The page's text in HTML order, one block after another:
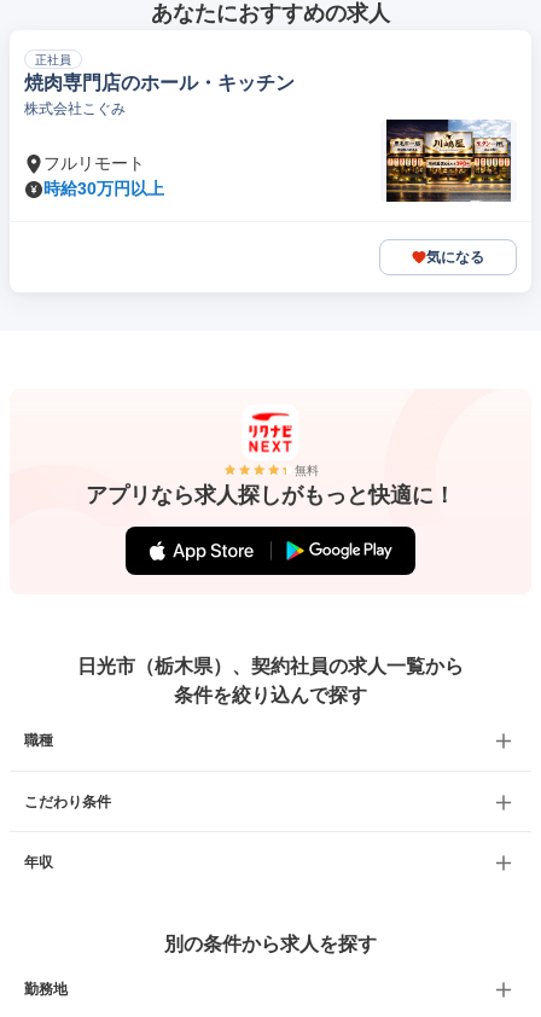
あなたにおすすめの求人
正社員
焼肉専門店のホール・キッチン
株式会社こぐみ
フルリモート
時給30万円以上
気になる
無料
アプリなら求人探しがもっと快適に！
日光市（栃木県）、契約社員の求人一覧から
条件を絞り込んで探す
職種
こだわり条件
年収
別の条件から求人を探す
勤務地